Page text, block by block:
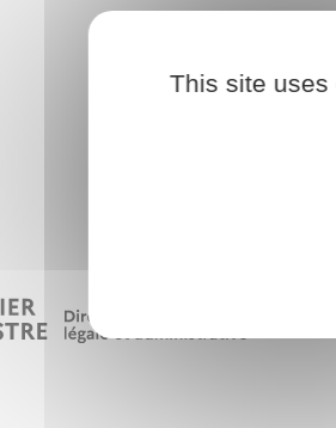
This site